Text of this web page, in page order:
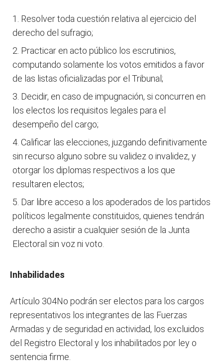
Resolver toda cuestión relativa al ejercicio del
derecho del sufragio;
Practicar en acto público los escrutinios,
computando solamente los votos emitidos a favor
de las listas oficializadas por el Tribunal;
Decidir, en caso de impugnación, si concurren en
los electos los requisitos legales para el
desempeño del cargo;
Calificar las elecciones, juzgando definitivamente
sin recurso alguno sobre su validez o invalidez, y
otorgar los diplomas respectivos a los que
resultaren electos;
Dar libre acceso a los apoderados de los partidos
políticos legalmente constituidos, quienes tendrán
derecho a asistir a cualquier sesión de la Junta
Electoral sin voz ni voto.
Inhabilidades
Artículo 304No podrán ser electos para los cargos
representativos los integrantes de las Fuerzas
Armadas y de seguridad en actividad, los excluidos
del Registro Electoral y los inhabilitados por ley o
sentencia firme.